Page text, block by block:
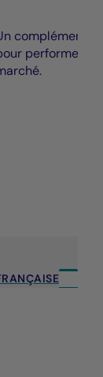
complément
performer